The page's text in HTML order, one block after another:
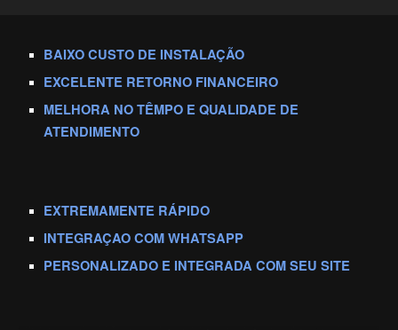
BAIXO CUSTO DE INSTALAÇÃO
EXCELENTE RETORNO FINANCEIRO
MELHORA NO TÊMPO E QUALIDADE DE
ATENDIMENTO
EXTREMAMENTE RÁPIDO
INTEGRAÇAO COM WHATSAPP
PERSONALIZADO E INTEGRADA COM SEU SITE